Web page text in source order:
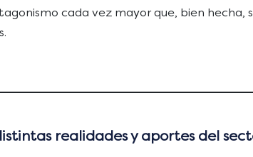
cada vez mayor que, bien hecha,
realidades y aportes del